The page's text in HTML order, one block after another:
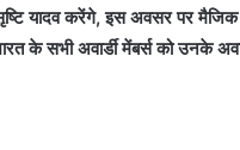
करेंगे, इस अवसर पर मैजिक
के सभी अवार्डी मेंबर्स को उनके